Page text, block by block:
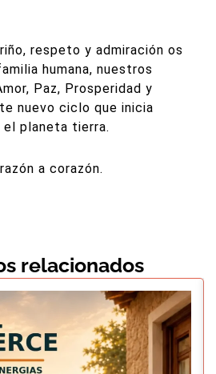
respeto y admiración os
humana, nuestros
Paz, Prosperidad y
nuevo ciclo que inicia
el planeta tierra.
a corazón.
relacionados